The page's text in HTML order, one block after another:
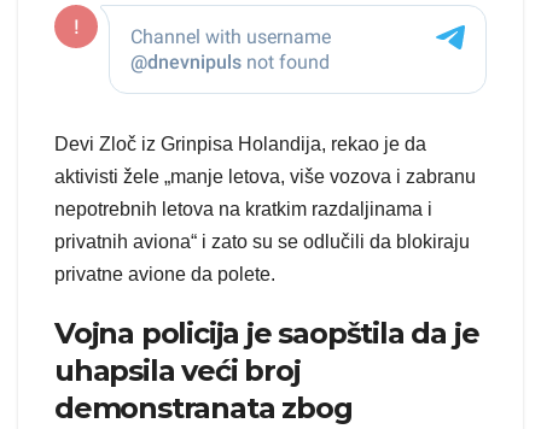
Devi Zloč iz Grinpisa Holandija, rekao je da
aktivisti žele „manje letova, više vozova i zabranu
nepotrebnih letova na kratkim razdaljinama i
privatnih aviona“ i zato su se odlučili da blokiraju
privatne avione da polete.
Vojna policija je saopštila da je
uhapsila veći broj
demonstranata zbog